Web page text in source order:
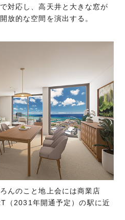
対応し、高天井と大きな窓が
放的な空間を演出する。
んのこと地上会には商業店
（2031年開通予定）の駅に近